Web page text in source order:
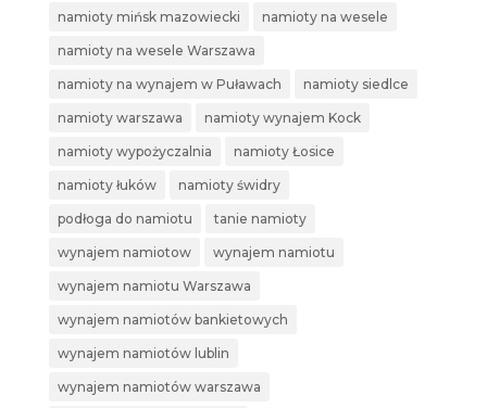
namioty mińsk mazowiecki namioty na wesele
namioty na wesele Warszawa
namioty na wynajem w Puławach namioty siedlce
namioty warszawa namioty wynajem Kock
namioty wypożyczalnia namioty Łosice
namioty łuków namioty świdry
podłoga do namiotu tanie namioty
wynajem namiotow wynajem namiotu
wynajem namiotu Warszawa
wynajem namiotów bankietowych
wynajem namiotów lublin
wynajem namiotów warszawa